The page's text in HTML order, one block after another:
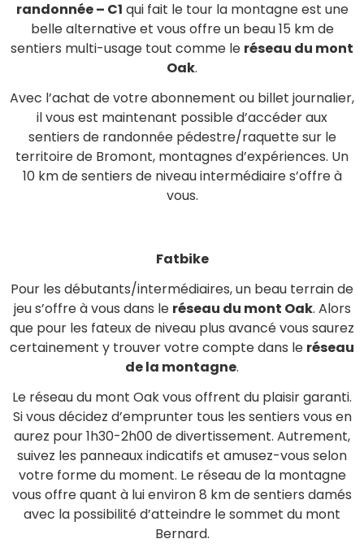
randonnée – C1 qui fait le tour la montagne est une
belle alternative et vous offre un beau 15 km de
sentiers multi-usage tout comme le réseau du mont
Oak.
Avec l’achat de votre abonnement ou billet journalier,
il vous est maintenant possible d’accéder aux
sentiers de randonnée pédestre/raquette sur le
territoire de Bromont, montagnes d’expériences. Un
10 km de sentiers de niveau intermédiaire s’offre à
vous.
Fatbike
Pour les débutants/intermédiaires, un beau terrain de
jeu s’offre à vous dans le réseau du mont Oak. Alors
que pour les fateux de niveau plus avancé vous saurez
certainement y trouver votre compte dans le réseau
de la montagne.
Le réseau du mont Oak vous offrent du plaisir garanti.
Si vous décidez d’emprunter tous les sentiers vous en
aurez pour 1h30-2h00 de divertissement. Autrement,
suivez les panneaux indicatifs et amusez-vous selon
votre forme du moment. Le réseau de la montagne
vous offre quant à lui environ 8 km de sentiers damés
avec la possibilité d’atteindre le sommet du mont
Bernard.